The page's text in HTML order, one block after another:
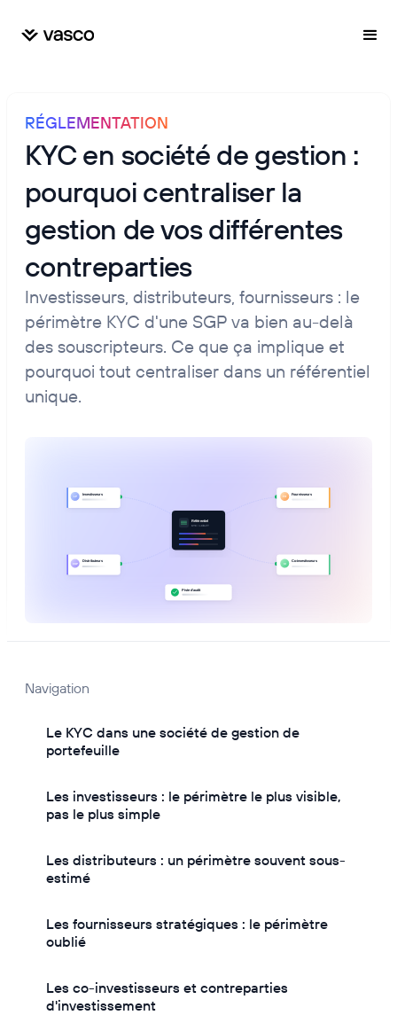
RÉGLEMENTATION
KYC en société de gestion :
pourquoi centraliser la
gestion de vos différentes
contreparties
Investisseurs, distributeurs, fournisseurs : le
périmètre KYC d'une SGP va bien au-delà
des souscripteurs. Ce que ça implique et
pourquoi tout centraliser dans un référentiel
unique.
Navigation
Le KYC dans une société de gestion de
portefeuille
Les investisseurs : le périmètre le plus visible,
pas le plus simple
Les distributeurs : un périmètre souvent sous-
estimé
Les fournisseurs stratégiques : le périmètre
oublié
Les co-investisseurs et contreparties
d'investissement